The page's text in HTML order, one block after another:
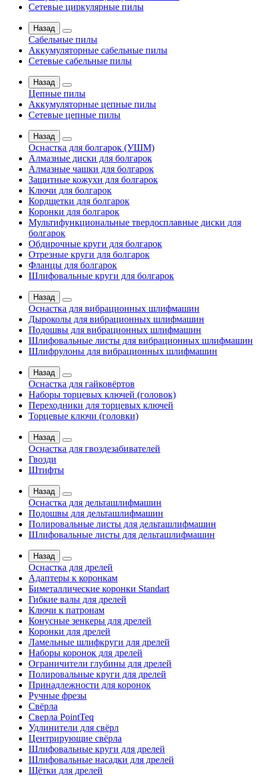
Сетевые циркулярные пилы
Назад
Сабельные пилы
Аккумуляторные сабельные пилы
Сетевые сабельные пилы
Назад
Цепные пилы
Аккумуляторные цепные пилы
Сетевые цепные пилы
Назад
Оснастка для болгарок (УШМ)
Алмазные диски для болгарок
Алмазные чашки для болгарок
Защитные кожухи для болгарок
Ключи для болгарок
Кордщетки для болгарок
Коронки для болгарок
Мультифункциональные твердосплавные диски для
болгарок
Обдирочные круги для болгарок
Отрезные круги для болгарок
Фланцы для болгарок
Шлифовальные круги для болгарок
Назад
Оснастка для вибрационных шлифмашин
Дыроколы для вибрационных шлифмашин
Подошвы для вибрационных шлифмашин
Шлифовальные листы для вибрационных шлифмашин
Шлифрулоны для вибрационных шлифмашин
Назад
Оснастка для гайковёртов
Наборы торцевых ключей (головок)
Переходники для торцевых ключей
Торцевые ключи (головки)
Назад
Оснастка для гвоздезабивателей
Гвозди
Штифты
Назад
Оснастка для дельташлифмашин
Подошвы для дельташлифмашин
Полировальные листы для дельташлифмашин
Шлифовальные листы для дельташлифмашин
Назад
Оснастка для дрелей
Адаптеры к коронкам
Биметаллические коронки Standart
Гибкие валы для дрелей
Ключи к патронам
Конусные зенкеры для дрелей
Коронки для дрелей
Ламельные шлифкруги для дрелей
Наборы коронок для дрелей
Ограничители глубины для дрелей
Полировальные круги для дрелей
Принадлежности для коронок
Ручные фрезы
Свёрла
Сверла PointTeq
Удлинители для свёрл
Центрирующие свёрла
Шлифовальные круги для дрелей
Шлифовальные насадки для дрелей
Щётки для дрелей